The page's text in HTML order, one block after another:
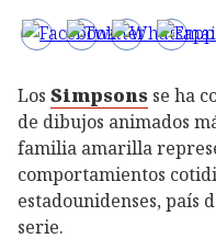
Los Simpsons se ha
de dibujos animados
familia amarilla
comportamientos
estadounidenses, país
serie.